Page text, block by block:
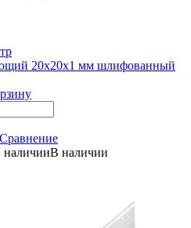
20х20х1 мм шлифованный
Сравнение
В наличии